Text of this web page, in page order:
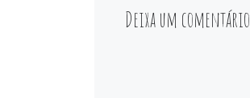
Deixa um comentário